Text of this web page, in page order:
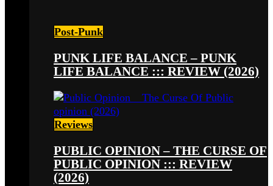
Post-Punk
PUNK LIFE BALANCE – PUNK
LIFE BALANCE ::: REVIEW (2026)
Reviews
PUBLIC OPINION – THE CURSE OF
PUBLIC OPINION ::: REVIEW
(2026)